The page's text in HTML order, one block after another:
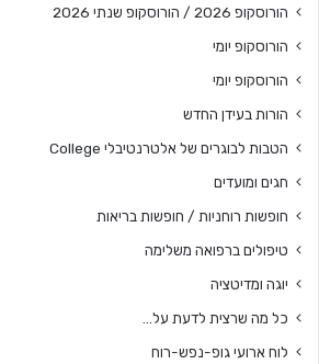
הורוסקופ 2026 / הורוסקופ שנתי 2026
הורוסקופ יומי
הורוסקופ יומי
הורות בעידן החדש
הטבות לבוגרים של אלטרנטיבלי College
חגים ומועדים
חופשות רוחניות / חופשות בריאות
טיפולים ברפואה משלימה
יוגה ומדיטציה
כל מה שרצית לדעת על…
לוח ארועי גופ-נפש-רוח